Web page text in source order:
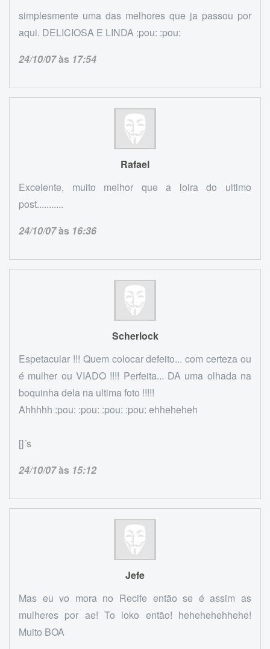
simplesmente uma das melhores que ja passou por
aqui. DELICIOSA E LINDA :pou: :pou:
24/10/07às 17:54
Rafael
Excelente, muito melhor que a loira do ultimo
post...........
24/10/07às 16:36
Scherlock
Espetacular !!! Quem colocar defeito... com certeza ou
é mulher ou VIADO !!!! Perfeita... DA uma olhada na
boquinha dela na ultima foto !!!!!
Ahhhhh :pou: :pou: :pou: :pou: ehheheheh
[]´s
24/10/07às 15:12
Jefe
Mas eu vo mora no Recife então se é assim as
mulheres por ae! To loko então! hehehehehhehe!
Muito BOA